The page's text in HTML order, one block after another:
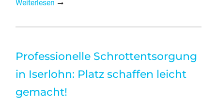
Weiterlesen
Professionelle Schrottentsorgung
in Iserlohn: Platz schaffen leicht
gemacht!